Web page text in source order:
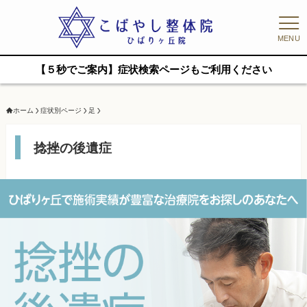
MENU
【５秒でご案内】症状検索ページもご利用ください
ホーム 症状別ページ 足
捻挫の後遺症